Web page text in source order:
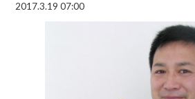
2017.3.19 07:00